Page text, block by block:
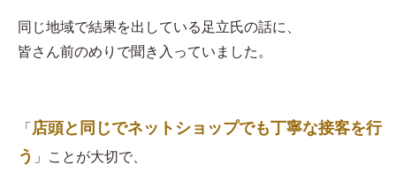
同じ地域で結果を出している足立氏の話に、
皆さん前のめりで聞き入っていました。
「 店頭と同じでネットショップでも丁寧な接客を行
う 」ことが大切で、